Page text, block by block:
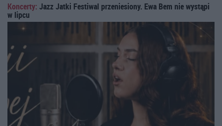
Koncerty: Jazz Jatki Festiwal przeniesiony. Ewa Bem nie wystąpi
w lipcu